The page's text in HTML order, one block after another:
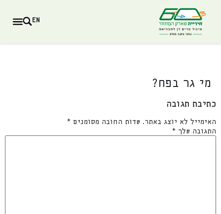
EN
מי גר בפח?
כתיבת תגובה
האימייל לא יוצג באתר. שדות החובה מסומנים *
התגובה שלך *